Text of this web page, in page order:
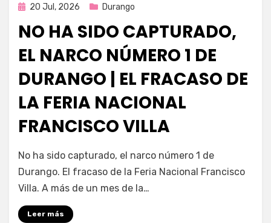
Publicada
20 Jul, 2026 Durango
NO HA SIDO CAPTURADO,
EL NARCO NÚMERO 1 DE
DURANGO | EL FRACASO DE
LA FERIA NACIONAL
FRANCISCO VILLA
por Fernando Miranda Servín
No ha sido capturado, el narco número 1 de
Durango. El fracaso de la Feria Nacional Francisco
Villa. A más de un mes de la…
Leer más